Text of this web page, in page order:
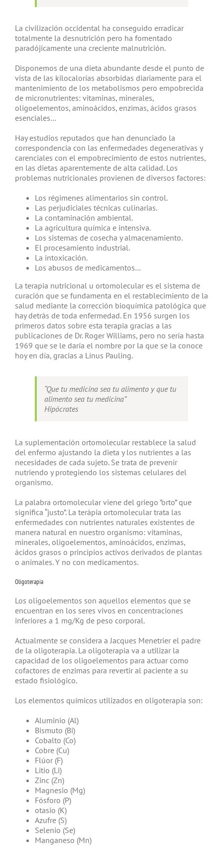
La civilización occidental ha conseguido erradicar
totalmente la desnutrición pero ha fomentado
paradójicamente una creciente malnutrición.
Disponemos de una dieta abundante desde el punto de
vista de las kilocalorías absorbidas diariamente para el
mantenimiento de los metabolismos pero empobrecida
de micronutrientes: vitaminas, minerales,
oligoelementos, aminoácidos, enzimas, ácidos grasos
esenciales…
Hay estudios reputados que han denunciado la
correspondencia con las enfermedades degenerativas y
carenciales con el empobrecimiento de estos nutrientes,
en las dietas aparentemente de alta calidad. Los
problemas nutricionales provienen de diversos factores:
Los régimenes alimentarios sin control.
Las perjudiciales técnicas culinarias.
La contaminación ambiental.
La agricultura química e intensiva.
Los sistemas de cosecha y almacenamiento.
El procesamiento industrial.
La intoxicación.
Los abusos de medicamentos…
La terapia nutricional u ortomolecular es el sistema de
curación que se fundamenta en el restablecimiento de la
salud mediante la corrección bioquímica patológica que
hay detrás de toda enfermedad. En 1956 surgen los
primeros datos sobre esta terapia gracias a las
publicaciones de Dr. Roger Williams, pero no sería hasta
1969 que se le daría el nombre por la que se la conoce
hoy en día, gracias a Linus Pauling.
“Que tu medicina sea tu alimento y que tu
alimento sea tu medicina”
Hipócrates
La suplementación ortomolecular restablece la salud
del enfermo ajustando la dieta y los nutrientes a las
necesidades de cada sujeto. Se trata de prevenir
nutriendo y protegiendo los sistemas celulares del
organismo.
La palabra ortomolecular viene del griego ”orto” que
significa “justo”. La terápia ortomolecular trata las
enfermedades con nutrientes naturales existentes de
manera natural en nuestro organismo: vitaminas,
minerales, oligoelementos, aminoácidos, enzimas,
ácidos grasos o principios activos derivados de plantas
o animales. Y no con medicamentos.
Oligoterapia
Los oligoelementos son aquellos elementos que se
encuentran en los seres vivos en concentraciones
inferiores a 1 mg/Kg de peso corporal.
Actualmente se considera a Jacques Menetrier el padre
de la oligoterapia. La oligoterapia va a utilizar la
capacidad de los oligoelementos para actuar como
cofactores de enzimas para revertir al paciente a su
estado fisiológico.
Los elementos químicos utilizados en oligoterapia son:
Aluminio (Al)
Bismuto (Bi)
Cobalto (Co)
Cobre (Cu)
Flúor (F)
Litio (Li)
Zinc (Zn)
Magnesio (Mg)
Fósforo (P)
otasio (K)
Azufre (S)
Selenio (Se)
Manganeso (Mn)